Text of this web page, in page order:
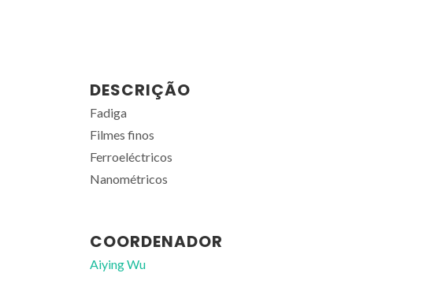
DESCRIÇÃO
Fadiga
Filmes finos
Ferroeléctricos
Nanométricos
COORDENADOR
Aiying Wu